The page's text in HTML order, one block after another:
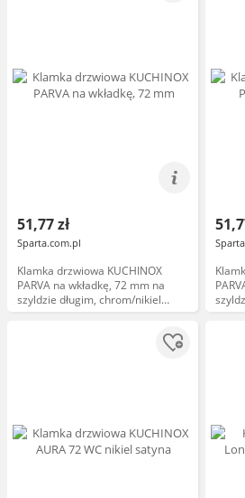
51,77 zł
Sparta.com.pl
Klamka drzwiowa KUCHINOX
PARVA na wkładkę, 72 mm na
szyldzie długim, chrom/nikiel
satyna